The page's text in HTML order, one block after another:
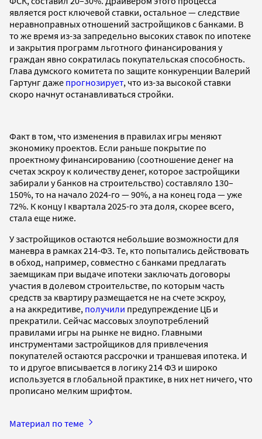
является рост ключевой ставки, остальное — следствие
неравноправных отношений застройщиков с банками. В
то же время из-за запредельно высоких ставок по ипотеке
и закрытия программ льготного финансирования у
граждан явно сократилась покупательская способность.
Глава думского комитета по защите конкуренции Валерий
Гартунг даже прогнозирует, что из-за высокой ставки
скоро начнут останавливаться стройки.
Факт в том, что изменения в правилах игры меняют
экономику проектов. Если раньше покрытие по
проектному финансированию (соотношение денег на
счетах эскроу к количеству денег, которое застройщики
забирали у банков на строительство) составляло 130–
150%, то на начало 2024-го — 90%, а на конец года — уже
72%. К концу I квартала 2025-го эта доля, скорее всего,
стала еще ниже.
У застройщиков остаются небольшие возможности для
маневра в рамках 214-ФЗ. Те, кто попытались действовать
в обход, например, совместно с банками предлагать
заемщикам при выдаче ипотеки заключать договоры
участия в долевом строительстве, по которым часть
средств за квартиру размещается не на счете эскроу,
а на аккредитиве, получили предупреждение ЦБ и
прекратили. Сейчас массовых злоупотреблений
правилами игры на рынке не видно. Главными
инструментами застройщиков для привлечения
покупателей остаются рассрочки и траншевая ипотека. И
то и другое вписывается в логику 214 ФЗ и широко
используется в глобальной практике, в них нет ничего, что
прописано мелким шрифтом.
Материал по теме